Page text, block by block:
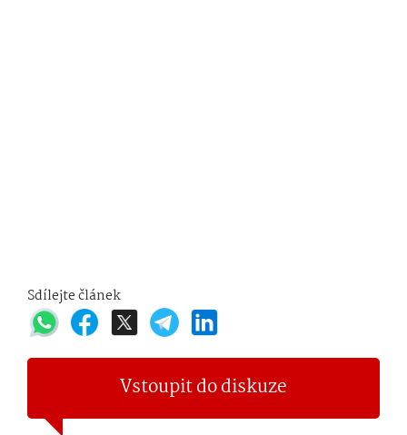
Sdílejte článek
Vstoupit do diskuze